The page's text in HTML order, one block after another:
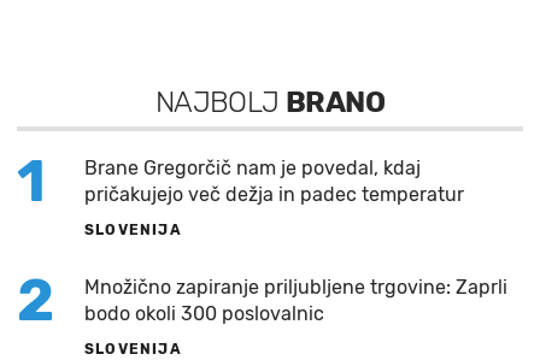
NAJBOLJ BRANO
1
Brane Gregorčič nam je povedal, kdaj
pričakujejo več dežja in padec temperatur
SLOVENIJA
2
Množično zapiranje priljubljene trgovine: Zaprli
bodo okoli 300 poslovalnic
SLOVENIJA